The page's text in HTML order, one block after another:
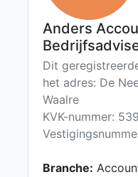
Anders
Dit
het adres: De
Waalre
KVK-nummer:
Branche: